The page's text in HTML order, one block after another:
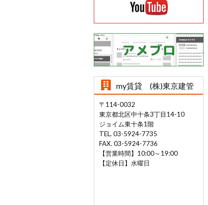
my賃貸 (株)東京建管
〒114-0032
東京都北区中十条3丁目14-10
ジョイム東十条1階
TEL. 03-5924-7735
FAX. 03-5924-7736
【営業時間】10:00～19:00
【定休日】水曜日